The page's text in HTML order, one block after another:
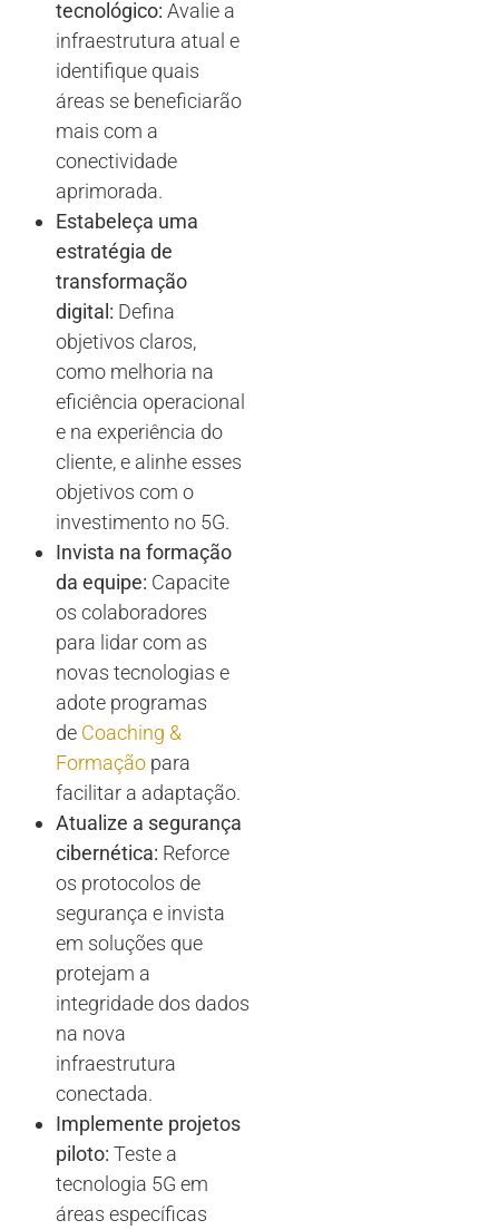
tecnológico: Avalie a
infraestrutura atual e
identifique quais
áreas se beneficiarão
mais com a
conectividade
aprimorada.
Estabeleça uma
estratégia de
transformação
digital: Defina
objetivos claros,
como melhoria na
eficiência operacional
e na experiência do
cliente, e alinhe esses
objetivos com o
investimento no 5G.
Invista na formação
da equipe: Capacite
os colaboradores
para lidar com as
novas tecnologias e
adote programas
de Coaching &
Formação para
facilitar a adaptação.
Atualize a segurança
cibernética: Reforce
os protocolos de
segurança e invista
em soluções que
protejam a
integridade dos dados
na nova
infraestrutura
conectada.
Implemente projetos
piloto: Teste a
tecnologia 5G em
áreas específicas